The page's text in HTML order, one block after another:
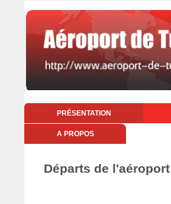
PRÉSENTATION
A PROPOS
Départs de